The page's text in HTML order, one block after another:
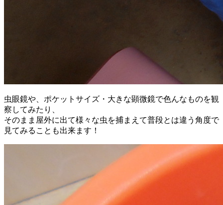
虫眼鏡や、ポケットサイズ・大きな顕微鏡で色んなものを観
察してみたり、
そのまま屋外に出て様々な虫を捕まえて普段とは違う角度で
見てみることも出来ます！